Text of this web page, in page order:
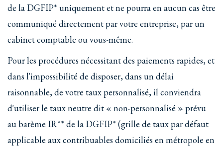
de la DGFIP* uniquement et ne pourra en aucun cas être
communiqué directement par votre entreprise, par un
cabinet comptable ou vous-même.
Pour les procédures nécessitant des paiements rapides, et
dans l'impossibilité de disposer, dans un délai
raisonnable, de votre taux personnalisé, il conviendra
d'utiliser le taux neutre dit « non-personnalisé » prévu
au barème IR** de la DGFIP* (grille de taux par défaut
applicable aux contribuables domiciliés en métropole en